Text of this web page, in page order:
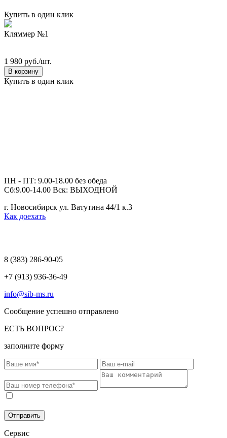
Купить в один клик
Кляммер №1
1 980 руб./шт.
В корзину
Купить в один клик
ПН - ПТ: 9.00-18.00 без обеда
Сб:9.00-14.00 Вск: ВЫХОДНОЙ
г. Новосибирск ул. Ватутина 44/1 к.3
Как доехать
8 (383) 286-90-05
+7 (913) 936-36-49
info@sib-ms.ru
Сообщение успешно отправлено
ЕСТЬ ВОПРОС?
заполните форму
Отправить
Сервис